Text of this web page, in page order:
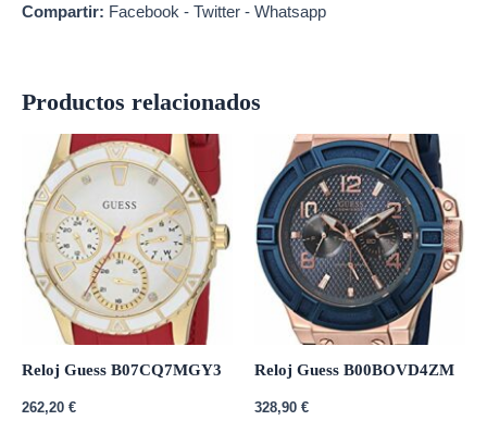
Compartir: Facebook - Twitter - Whatsapp
Productos relacionados
Reloj Guess B07CQ7MGY3
262,20 €
Reloj Guess B00BOVD4ZM
328,90 €